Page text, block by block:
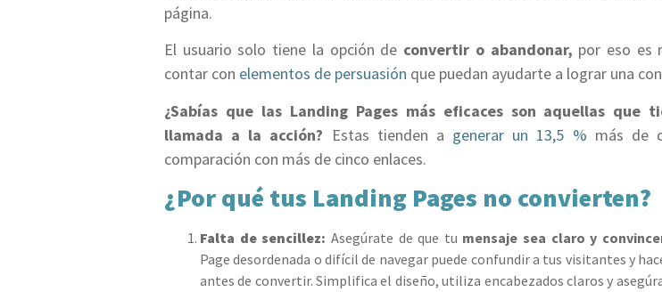
página.
El usuario solo tiene la opción de convertir o abandonar, por eso es
contar con elementos de persuasión que puedan ayudarte a lograr una
¿Sabías que las Landing Pages más eficaces son aquellas que
llamada a la acción? Estas tienden a generar un 13,5 % más de
comparación con más de cinco enlaces.
¿Por qué tus Landing Pages no convierten?
Falta de sencillez: Asegúrate de que tu mensaje sea claro y
Page desordenada o difícil de navegar puede confundir a tus visitantes y
antes de convertir. Simplifica el diseño, utiliza encabezados claros y